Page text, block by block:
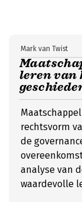
leren van
Mark van Twist
rechtsvorm
de
analyse van
waardevolle